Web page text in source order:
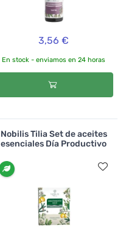
3,56 €
En stock - enviamos en 24 horas
Nobilis Tilia Set de aceites
esenciales Día Productivo